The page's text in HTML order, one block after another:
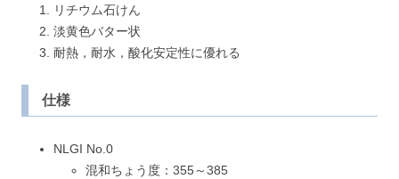
リチウム石けん
淡黄色バター状
耐熱，耐水，酸化安定性に優れる
仕様
NLGI No.0
混和ちょう度：355～385